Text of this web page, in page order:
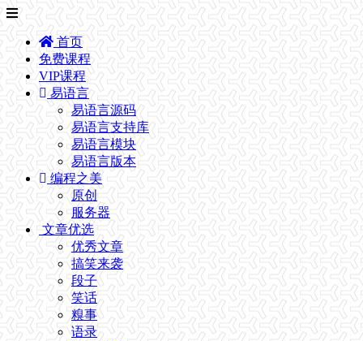
首页
免费课程
VIP课程
易语言
易语言源码
易语言支持库
易语言模块
易语言版本
编程之美
原创
服务器
文章优选
优秀文章
搞笑来袭
段子
笑话
糗事
语录